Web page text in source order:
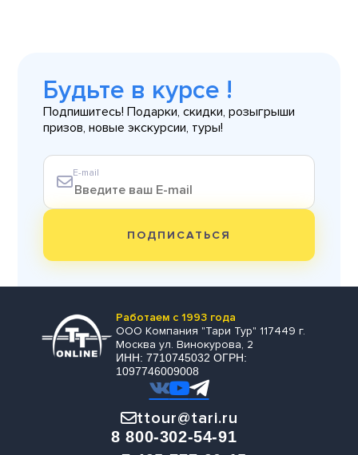
Будьте в курсе !
Подпишитесь! Подарки, скидки, розыгрыши
призов, новые экскурсии, туры!
E-mail
ПОДПИСАТЬСЯ
Работаем с 1993 года
ООО Компания "Тари Тур" 117449 г.
Москва ул. Винокурова, 2
ИНН: 7710745032 ОГРН:
1097746009008
ttour@tari.ru
8 800-302-54-91